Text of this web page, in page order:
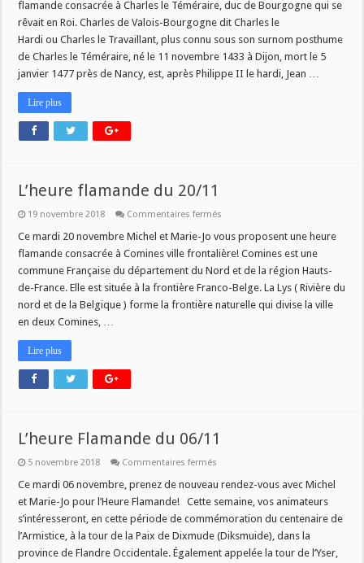
04/12
flamande consacrée à Charles le Téméraire, duc de Bourgogne qui se
rêvait en Roi. Charles de Valois-Bourgogne dit Charles le
Hardi ou Charles le Travaillant, plus connu sous son surnom posthume
de Charles le Téméraire, né le 11 novembre 1433 à Dijon, mort le 5
janvier 1477 près de Nancy, est, après Philippe II le hardi, Jean …
Lire plus
L’heure flamande du 20/11
19 novembre 2018 Commentaires fermés
flamande
20/11
Ce mardi 20 novembre Michel et Marie-Jo vous proposent une heure
flamande consacrée à Comines ville frontalière! Comines est une
commune Française du département du Nord et de la région Hauts-
de-France. Elle est située à la frontière Franco-Belge. La Lys ( Rivière du
nord et de la Belgique ) forme la frontière naturelle qui divise la ville
en deux Comines, …
Lire plus
L’heure Flamande du 06/11
5 novembre 2018 Commentaires fermés
Flamande
06/11
Ce mardi 06 novembre, prenez de nouveau rendez-vous avec Michel
et Marie-Jo pour l’Heure Flamande! Cette semaine, vos animateurs
s’intéresseront, en cette période de commémoration du centenaire de
l’Armistice, à la tour de la Paix de Dixmude (Diksmuide), dans la
province de Flandre Occidentale. Également appelée la tour de l’Yser,